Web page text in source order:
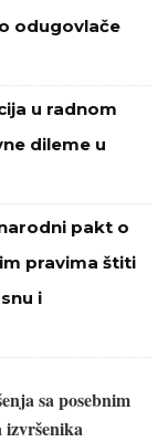
odugovlače
u radnom
dileme u
pakt o
pravima štiti
i
sa posebnim
izvršenika